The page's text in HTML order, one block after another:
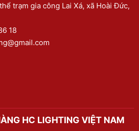
trạm gia công Lai Xá, xã Hoài Đức,
18
HC LIGHTING VIỆT NAM